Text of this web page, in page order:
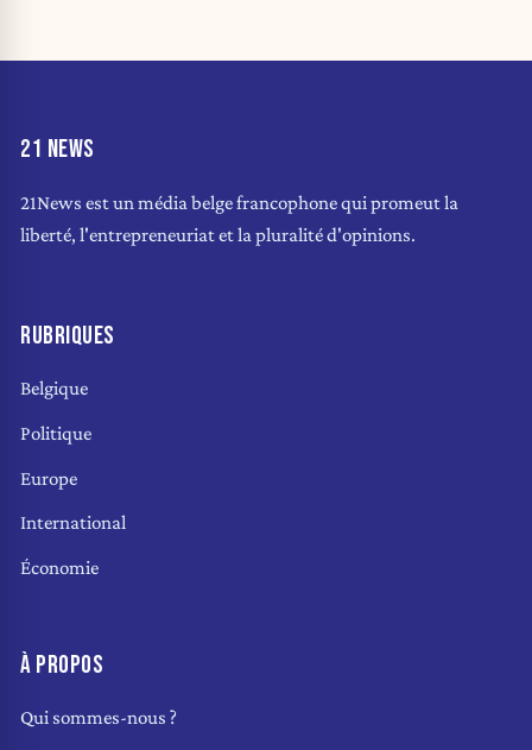
21 NEWS
21News est un média belge francophone qui promeut la
liberté, l'entrepreneuriat et la pluralité d'opinions.
RUBRIQUES
Belgique
Politique
Europe
International
Économie
À PROPOS
Qui sommes-nous ?